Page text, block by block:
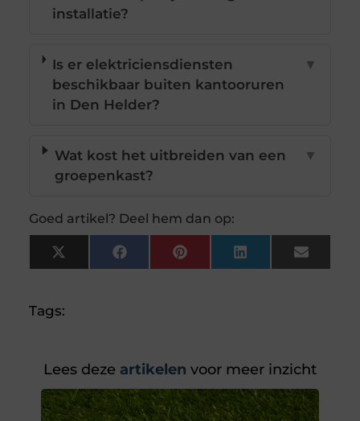
installatie?
Is er elektriciensdiensten
beschikbaar buiten kantooruren
in Den Helder?
▼
Wat kost het uitbreiden van een
groepenkast?
▼
Goed artikel? Deel hem dan op:
X
(Twitter)
FacebookPinterestLinkedInEmail
Tags:
Lees deze artikelen voor meer inzicht